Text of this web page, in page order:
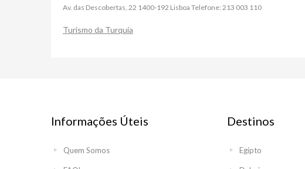
Av. das Descobertas, 22 1400-192 Lisboa Telefone: 213 003 110
Turismo da Turquia
Informações Úteis
Quem Somos
Destinos
Egipto